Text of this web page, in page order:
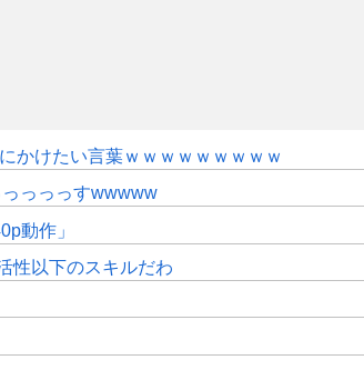
かけたい言葉ｗｗｗｗｗｗｗｗｗ
っっっすwwwww
動作」
性以下のスキルだわ